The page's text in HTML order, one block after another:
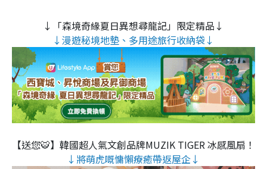
↓「森境奇緣夏日異想尋龍記」限定精品↓
↓漫遊秘境地墊、多用途旅行收納袋↓
【送您🐯】韓國超人氣文創品牌MUZIK TIGER 冰感風扇！
↓將萌虎嘅慵懶療癒帶返屋企↓